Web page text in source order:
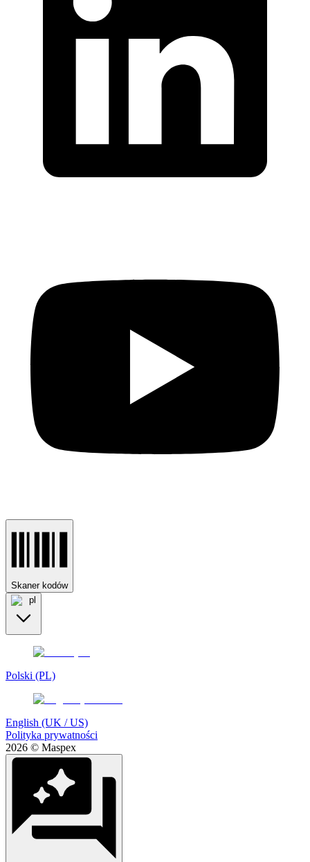
Skaner kodów
pl
Polski (PL)
English (UK / US)
Polityka prywatności
2026 © Maspex